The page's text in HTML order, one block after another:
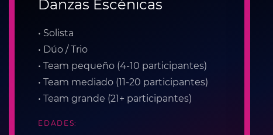
Danzas Escénicas
• Solista
• Dúo / Trio
• Team pequeño (4-10 participantes)
• Team mediado (11-20 participantes)
• Team grande (21+ participantes)
EDADES: